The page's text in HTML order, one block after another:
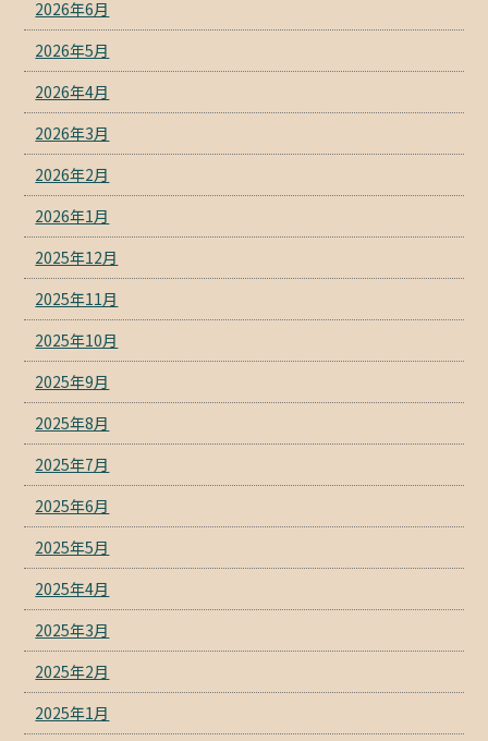
2026年6月
2026年5月
2026年4月
2026年3月
2026年2月
2026年1月
2025年12月
2025年11月
2025年10月
2025年9月
2025年8月
2025年7月
2025年6月
2025年5月
2025年4月
2025年3月
2025年2月
2025年1月